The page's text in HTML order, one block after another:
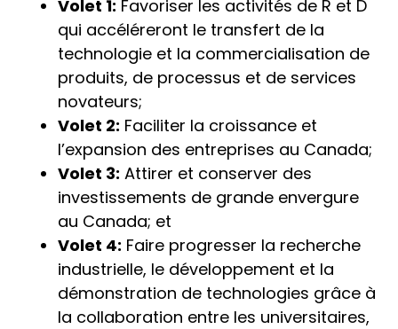
Volet 1: Favoriser les activités de R et D
qui accéléreront le transfert de la
technologie et la commercialisation de
produits, de processus et de services
novateurs;
Volet 2: Faciliter la croissance et
l’expansion des entreprises au Canada;
Volet 3: Attirer et conserver des
investissements de grande envergure
au Canada; et
Volet 4: Faire progresser la recherche
industrielle, le développement et la
démonstration de technologies grâce à
la collaboration entre les universitaires,